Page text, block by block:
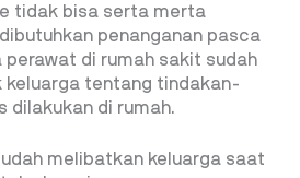
tidak bisa serta merta
penanganan pasca
perawat di rumah sakit sudah
keluarga tentang tindakan-
dilakukan di rumah.
melibatkan keluarga saat